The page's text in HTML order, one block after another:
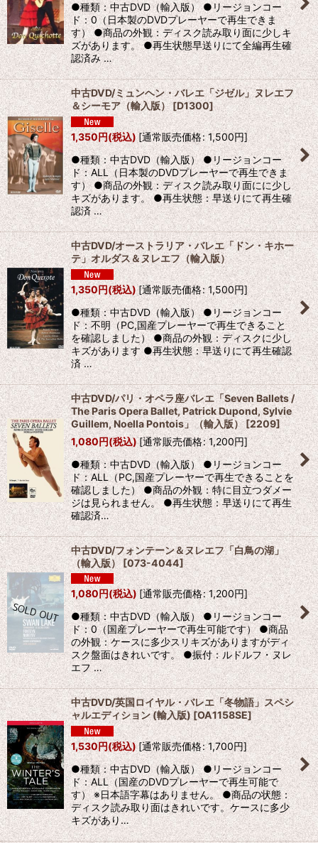
●種類：中古DVD（輸入版） ●リージョンコー
ド：0（日本製のDVDプレーヤーで再生できま
す） ●商品の外観：ディスク読み取り面に少しキ
ズがあります。 ●再生状態早送りにて全編再生確
認済み …
中古DVD/ミュンヘン・バレエ「ジゼル」ヌレエフ
＆シーモア（輸入版） [D1300]
1,350円(税込) [通常販売価格: 1,500円]
●種類：中古DVD（輸入版） ●リージョンコー
ド：ALL（日本製のDVDプレーヤーで再生できま
す） ●商品の外観：ディスク読み取り面にに少し
キズがあります。 ●再生状態：早送りにて再生確
認済 …
中古DVD/オーストラリア・バレエ「ドン・キホー
テ」オルダス＆ヌレエフ（輸入版）
1,350円(税込) [通常販売価格: 1,500円]
●種類：中古DVD（輸入版） ●リージョンコー
ド：不明（PC,国産プレーヤーで再生できること
を確認しました） ●商品の外観：ディスクに少し
キズがあります ●再生状態：早送りにて再生確認
済 …
中古DVD/パリ・オペラ座バレエ「Seven Ballets /
The Paris Opera Ballet, Patrick Dupond, Sylvie
Guillem, Noella Pontois」（輸入版）[2209]
1,080円(税込) [通常販売価格: 1,200円]
●種類：中古DVD（輸入版） ●リージョンコー
ド：ALL（PC,国産プレーヤーで再生できることを
確認しました） ●商品の外観：特に目立つダメー
ジは見られません。 ●再生状態：早送りにて再生
確認済…
中古DVD/フォンテーン＆ヌレエフ「白鳥の湖」
（輸入版） [073-4044]
1,080円(税込)[通常販売価格: 1,200円]
●種類：中古DVD（輸入版） ●リージョンコー
ド：0（国産プレーヤーで再生可能です） ●商品
の外観：ケースに多少スリキズがありますがディ
スク盤面はきれいです。 ●振付：ルドルフ・ヌレ
エフ …
中古DVD/英国ロイヤル・バレエ「冬物語」スペシ
ャルエディション (輸入版) [OA1158SE]
1,530円(税込)[通常販売価格: 1,700円]
●種類：中古DVD（輸入版） ●リージョンコー
ド：ALL（国産のDVDプレーヤーで再生可能で
す） ※日本語字幕はありません。 ●商品の状態：
ディスク読み取り面はきれいです。ケースに多少
キズがあり…